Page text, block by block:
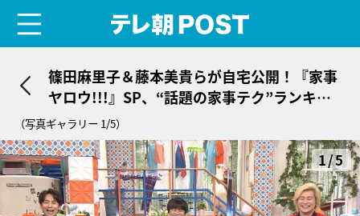
篠田麻里子＆藤本美貴らが自宅公開！『家事
ヤロウ!!!』SP、“話題の家事テク”ランキン
グも
（写真ギャラリー 1/5）
1/5